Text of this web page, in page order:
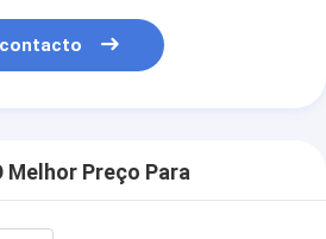
contacto
Melhor Preço Para